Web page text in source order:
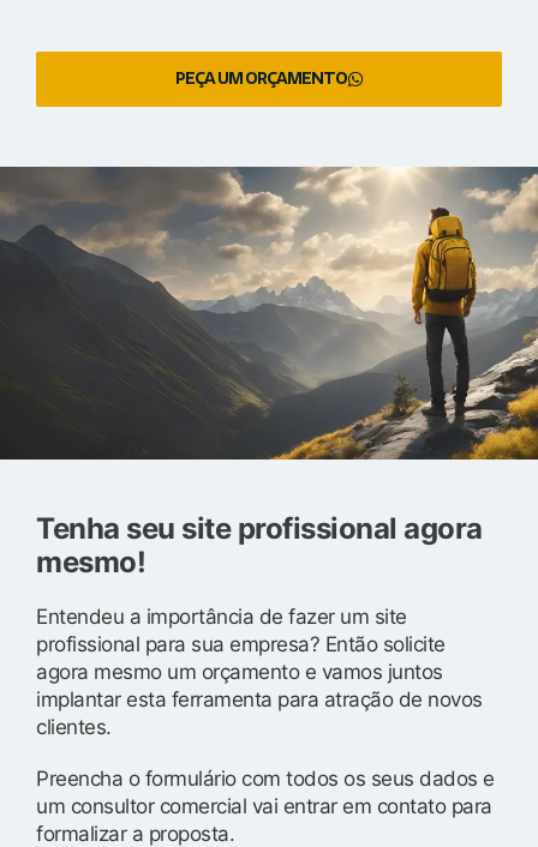
PEÇA UM ORÇAMENTO
Tenha seu site profissional agora
mesmo!
Entendeu a importância de fazer um site
profissional para sua empresa? Então solicite
agora mesmo um orçamento e vamos juntos
implantar esta ferramenta para atração de novos
clientes.
Preencha o formulário com todos os seus dados e
um consultor comercial vai entrar em contato para
formalizar a proposta.